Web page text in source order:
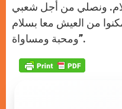
ونصلي من أجل شعبي
من العيش معا بسلام
ومحبة ومساواة”.